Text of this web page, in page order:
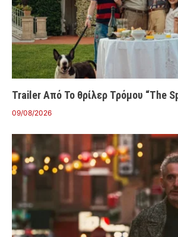
Trailer Από Το θρίλερ Τρόμου “The
09/08/2026